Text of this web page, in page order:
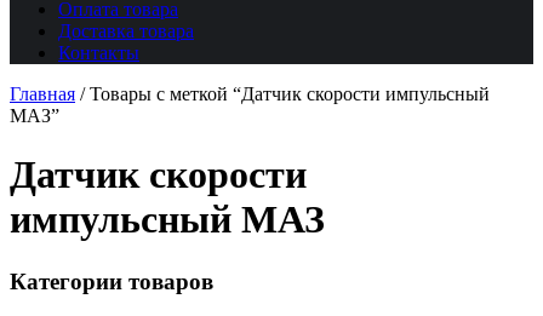
Оплата товара
Доставка товара
Контакты
Главная /Товары с меткой “Датчик скорости импульсный
МАЗ”
Датчик скорости
импульсный МАЗ
Категории товаров